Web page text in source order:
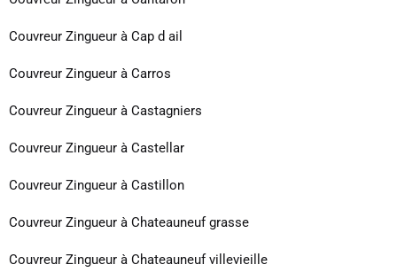
Couvreur Zingueur à Cap d ail
Couvreur Zingueur à Carros
Couvreur Zingueur à Castagniers
Couvreur Zingueur à Castellar
Couvreur Zingueur à Castillon
Couvreur Zingueur à Chateauneuf grasse
Couvreur Zingueur à Chateauneuf villevieille